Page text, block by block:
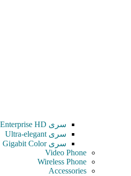
سری Enterprise HD
سری Ultra-elegant
سری Gigabit Color
Video Phone
Wireless Phone
Accessories